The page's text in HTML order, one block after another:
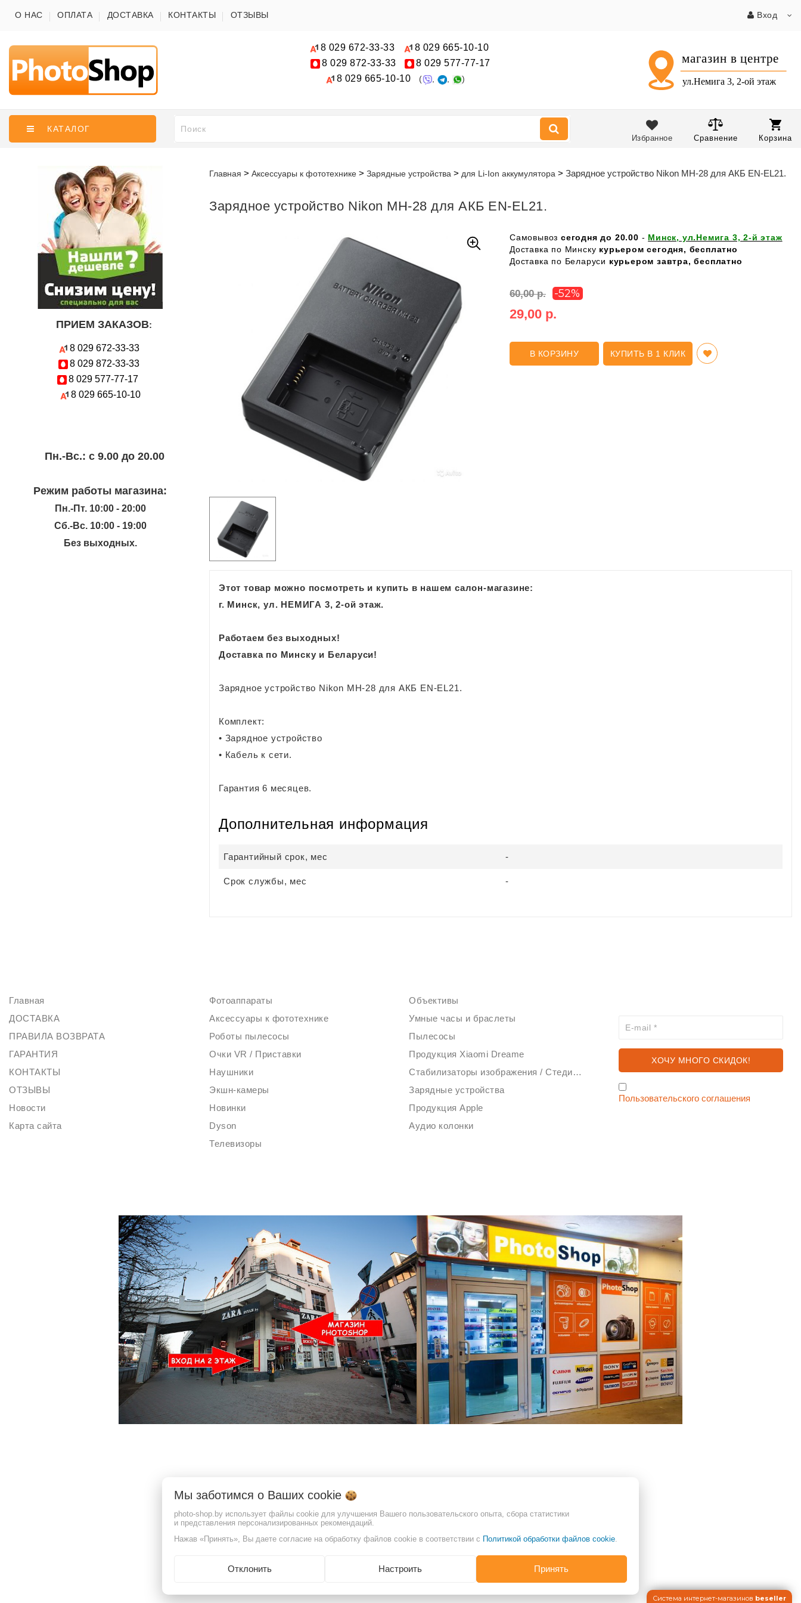
О НАС ОПЛАТА ДОСТАВКА КОНТАКТЫ ОТЗЫВЫ Вход
8 029 672-33-33 8 029 665-10-10
8 029 872-33-33 8 029 577-77-17
8 029 665-10-10 ( , , )
КАТАЛОГ
Корзина
Сравнение
Избранное
Главная Аксессуары к фототехнике Зарядные устройства для Li-Ion аккумулятора Зарядное устройство Nikon MH-28 для АКБ EN-EL21.
Зарядное устройство Nikon MH-28 для АКБ EN-EL21.
Самовывоз сегодня до 20.00 - Минск, ул.Немига 3, 2-й этаж
Доставка по Минску курьером сегодня, бесплатно
Доставка по Беларуси курьером завтра, бесплатно
60,00 р. -52%
29,00 р.
В КОРЗИНУ КУПИТЬ В 1 КЛИК
Этот товар можно посмотреть и купить в нашем салон-магазине:
г. Минск, ул. НЕМИГА 3, 2-ой этаж.
Работаем без выходных!
Доставка по Минску и Беларуси!
Зарядное устройство Nikon MH-28 для АКБ EN-EL21.
Комплект:
• Зарядное устройство
• Кабель к сети.
Гарантия 6 месяцев.
Дополнительная информация
Гарантийный срок, мес -
Срок службы, мес -
ПРИЕМ ЗАКАЗОВ:
8 029 672-33-33
8 029 872-33-33
8 029 577-77-17
8 029 665-10-10
Пн.-Вc.: с 9.00 до 20.00
Режим работы магазина:
Пн.-Пт. 10:00 - 20:00
Сб.-Вс. 10:00 - 19:00
Без выходных.
Главная
ДОСТАВКА
ПРАВИЛА ВОЗВРАТА
ГАРАНТИЯ
КОНТАКТЫ
ОТЗЫВЫ
Новости
Карта сайта
Фотоаппараты
Объективы
Аксессуары к фототехнике
Умные часы и браслеты
Роботы пылесосы
Пылесосы
Очки VR / Приставки
Продукция Xiaomi Dreame
Наушники
Стабилизаторы изображения / Стедикам
Экшн-камеры
Зарядные устройства
Новинки
Продукция Apple
Dyson
Аудио колонки
Телевизоры
Пользовательского соглашения
Гарантийное и сервисное обслуживание, рассмотрение обращение покупателей:
Контакты уполномоченных органов по защите прав потребителей:
Система интернет-магазинов beseller
Мы заботимся о Ваших cookie
photo-shop.by использует файлы cookie для улучшения Вашего пользовательского опыта, сбора статистики
и представления персонализированных рекомендаций.
Нажав «Принять», Вы даете согласие на обработку файлов cookie в соответствии с Политикой обработки файлов cookie.
Отклонить Настроить Принять